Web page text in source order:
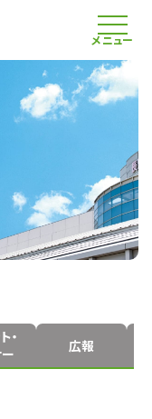
メニュー
・
広報